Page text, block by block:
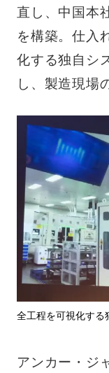
直し、中国本
を構築。仕入
化する独自シ
し、製造現場
全工程を可視化する
アンカー・ジ